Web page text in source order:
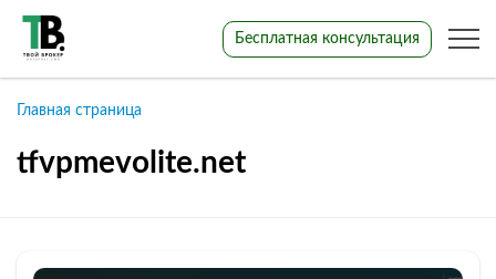
Бесплатная консультация
Главная страница
tfvpmevolite.net